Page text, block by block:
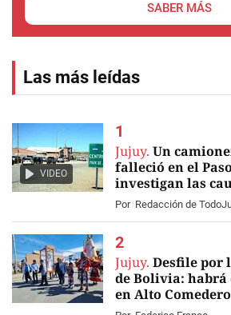
SABER MÁS
Las más leídas
VIDEO
Jujuy. Un
falleció en el
investigan las
Por Redacción de
Jujuy. Desfile por
de Bolivia: habrá
en Alto Comedero